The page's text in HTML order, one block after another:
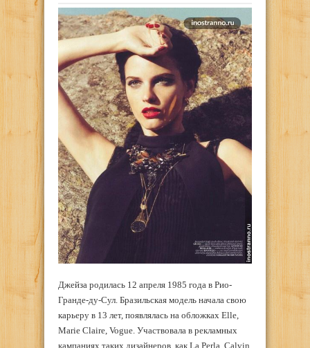
Джейза родилась 12 апреля 1985 года в Рио-
Гранде-ду-Сул. Бразильская модель начала свою
карьеру в 13 лет, появлялась на обложках Elle,
Marie Claire, Vogue. Участвовала в рекламных
кампаниях таких дизайнеров, как La Perla, Calvin